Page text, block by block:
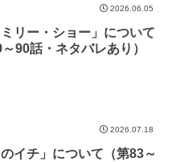
2026.06.05
ミリー・ショー」について
～90話・ネタバレあり）
2026.07.18
のイチ」について（第83～